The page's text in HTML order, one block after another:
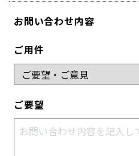
お問い合わせ内容
ご用件
ご要望